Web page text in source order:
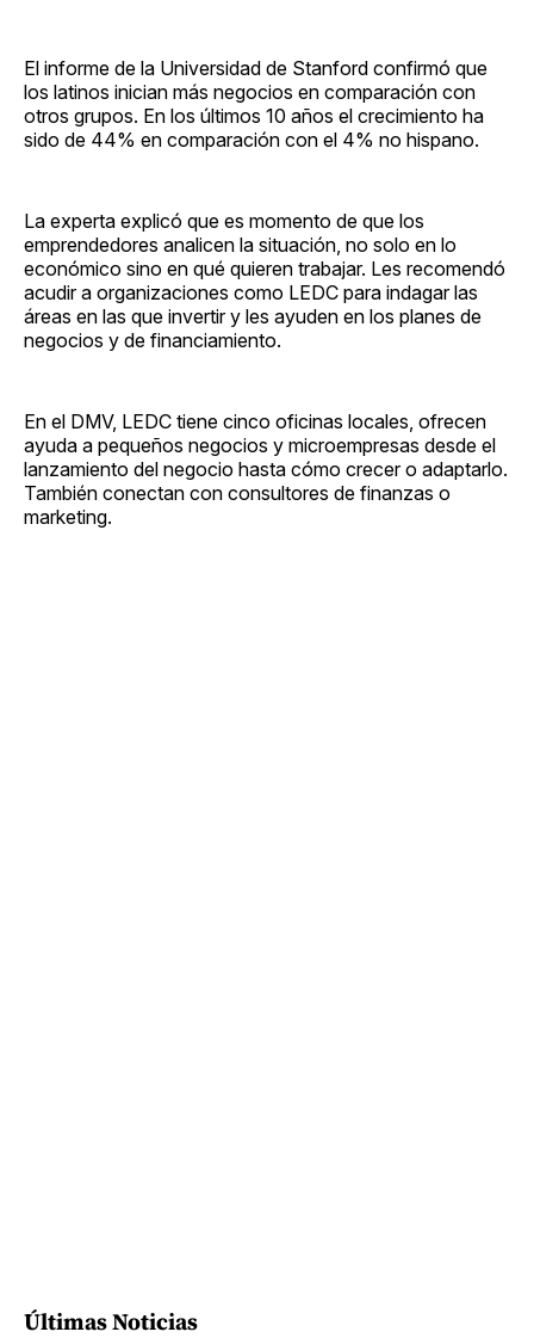
El informe de la Universidad de Stanford confirmó que
los latinos inician más negocios en comparación con
otros grupos. En los últimos 10 años el crecimiento ha
sido de 44% en comparación con el 4% no hispano.
La experta explicó que es momento de que los
emprendedores analicen la situación, no solo en lo
económico sino en qué quieren trabajar. Les recomendó
acudir a organizaciones como LEDC para indagar las
áreas en las que invertir y les ayuden en los planes de
negocios y de financiamiento.
En el DMV, LEDC tiene cinco oficinas locales, ofrecen
ayuda a pequeños negocios y microempresas desde el
lanzamiento del negocio hasta cómo crecer o adaptarlo.
También conectan con consultores de finanzas o
marketing.
Últimas Noticias